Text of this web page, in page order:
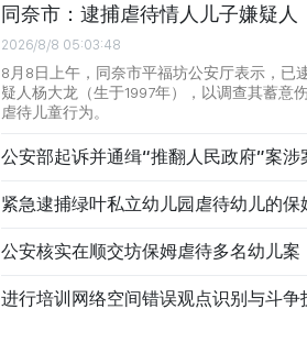
同奈市：逮捕虐待情人儿子嫌疑人
2026/8/8 05:03:48
8月8日上午，同奈市平福坊公安厅表示，已
疑人杨大龙（生于1997年），以调查其蓄意
虐待儿童行为。
公安部起诉并通缉“推翻人民政府”案涉
紧急逮捕绿叶私立幼儿园虐待幼儿的保
公安核实在顺交坊保姆虐待多名幼儿案
进行培训网络空间错误观点识别与斗争